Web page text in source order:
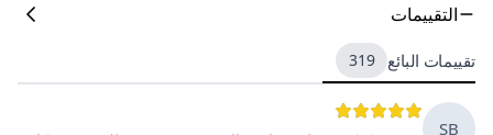
التقييمات
تقييمات البائع 319
SB